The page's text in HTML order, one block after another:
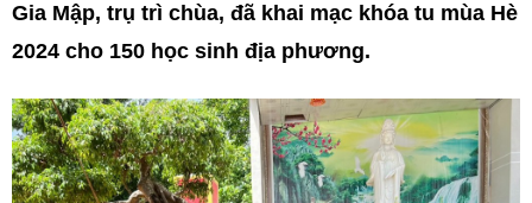
Gia Mập, trụ trì chùa, đã khai mạc khóa tu mùa Hè
2024 cho 150 học sinh địa phương.